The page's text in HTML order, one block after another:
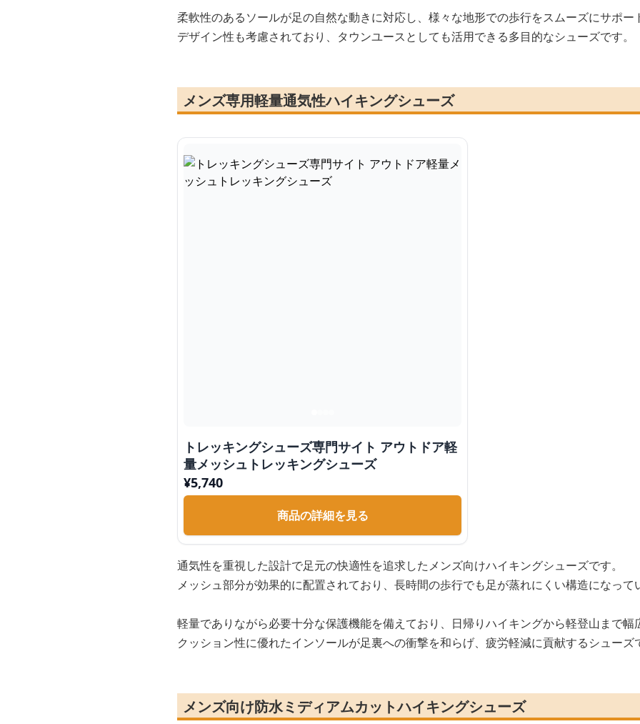
柔軟性のあるソールが足の自然な動きに対応し、様々な地形での歩行をスムーズにサポー
デザイン性も考慮されており、タウンユースとしても活用できる多目的なシューズです。
メンズ専用軽量通気性ハイキングシューズ
トレッキングシューズ専門サイト アウトドア軽
量メッシュトレッキングシューズ
¥5,740
商品の詳細を見る
通気性を重視した設計で足元の快適性を追求したメンズ向けハイキングシューズです。
メッシュ部分が効果的に配置されており、長時間の歩行でも足が蒸れにくい構造になって
軽量でありながら必要十分な保護機能を備えており、日帰りハイキングから軽登山まで幅
クッション性に優れたインソールが足裏への衝撃を和らげ、疲労軽減に貢献するシューズ
メンズ向け防水ミディアムカットハイキングシューズ